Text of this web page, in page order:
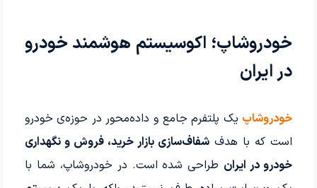
خودروشاپ؛ اکوسیستم هوشمند خودرو
در ایران
خودروشاپ یک پلتفرم جامع و داده‌محور در حوزه‌ی خودرو
است که با هدف شفاف‌سازی بازار خرید، فروش و نگهداری
خودرو در ایران طراحی شده است. در خودروشاپ، شما با